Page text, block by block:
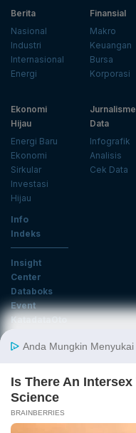
Berita
Nasional
Industri
Internasional
Energi
Finansial
Makro
Keuangan
Bursa
Korporasi
Ekonomi
Hijau
Energi Baru
Ekonomi
Sirkular
Investasi
Hijau
Jurnalisme
Data
Infografik
Analisis
Cek Data
Info
Indeks
Insight
Center
Databoks
Event
KatadataOto
Email